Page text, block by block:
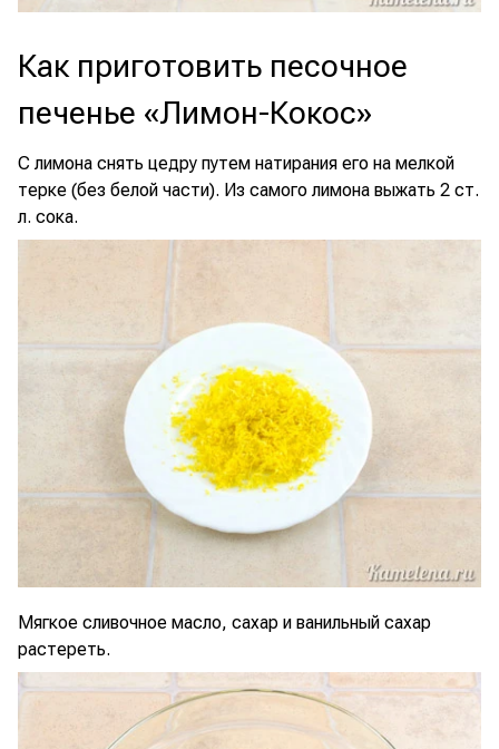
Как приготовить песочное
печенье «Лимон-Кокос»
С лимона снять цедру путем натирания его на мелкой
терке (без белой части). Из самого лимона выжать 2 ст.
л. сока.
Мягкое сливочное масло, сахар и ванильный сахар
растереть.